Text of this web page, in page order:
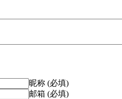
昵称 (必填)
邮箱 (必填)